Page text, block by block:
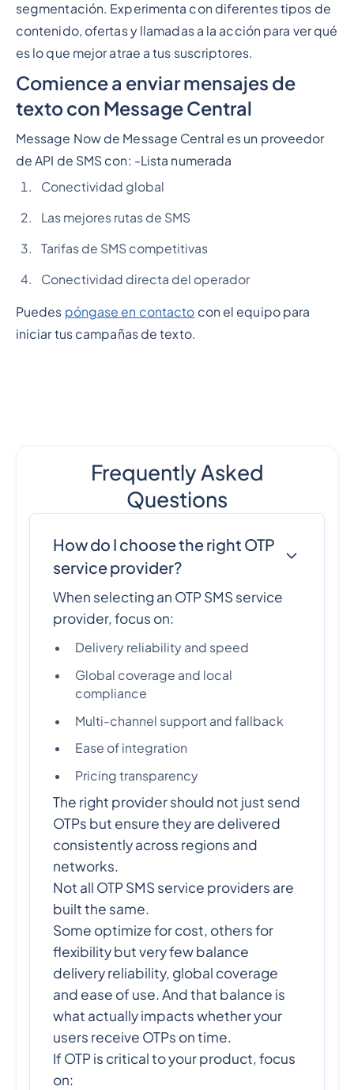
segmentación. Experimenta con diferentes tipos de
contenido, ofertas y llamadas a la acción para ver qué
es lo que mejor atrae a tus suscriptores.
Comience a enviar mensajes de
texto con Message Central
Message Now de Message Central es un proveedor
de API de SMS con: -Lista numerada
Conectividad global
Las mejores rutas de SMS
Tarifas de SMS competitivas
Conectividad directa del operador
Puedes póngase en contacto con el equipo para
iniciar tus campañas de texto.
Frequently Asked
Questions
How do I choose the right OTP
service provider?
When selecting an OTP SMS service
provider, focus on:
Delivery reliability and speed
Global coverage and local
compliance
Multi-channel support and fallback
Ease of integration
Pricing transparency
The right provider should not just send
OTPs but ensure they are delivered
consistently across regions and
networks.
Not all OTP SMS service providers are
built the same.
Some optimize for cost, others for
flexibility but very few balance
delivery reliability, global coverage
and ease of use. And that balance is
what actually impacts whether your
users receive OTPs on time.
If OTP is critical to your product, focus
on: